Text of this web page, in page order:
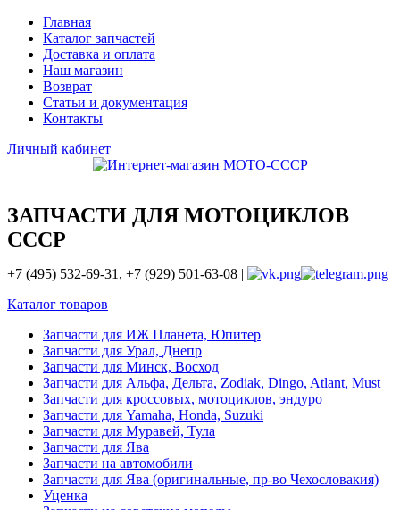
Главная
Каталог запчастей
Доставка и оплата
Наш магазин
Возврат
Статьи и документация
Контакты
Личный кабинет
ЗАПЧАСТИ ДЛЯ МОТОЦИКЛОВ
СССР
+7 (495) 532-69-31, +7 (929) 501-63-08 |
Каталог товаров
Запчасти для ИЖ Планета, Юпитер
Запчасти для Урал, Днепр
Запчасти для Минск, Восход
Запчасти для Альфа, Дельта, Zodiak, Dingo, Atlant, Must
Запчасти для кроссовых, мотоциклов, эндуро
Запчасти для Yamaha, Honda, Suzuki
Запчасти для Муравей, Тула
Запчасти для Ява
Запчасти на автомобили
Запчасти для Ява (оригинальные, пр-во Чехословакия)
Уценка